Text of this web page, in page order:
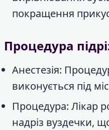
покращення
Процедура
Анестезія:
виконується під
Процедура: Лікар
надріз вуздечки,